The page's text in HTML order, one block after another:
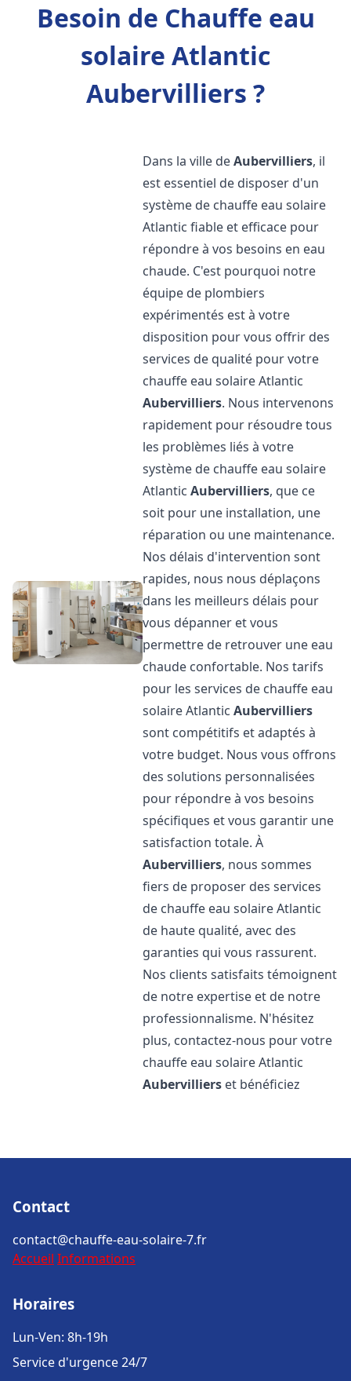
Besoin de Chauffe eau
solaire Atlantic
Aubervilliers ?
Dans la ville deAubervilliers, il
est essentiel de disposer d'un
système de chauffe eau solaire
Atlantic fiable et efficace pour
répondre à vos besoins en eau
chaude. C'est pourquoi notre
équipe de plombiers
expérimentés est à votre
disposition pour vous offrir des
services de qualité pour votre
chauffe eau solaire Atlantic
Aubervilliers. Nous intervenons
rapidement pour résoudre tous
les problèmes liés à votre
système de chauffe eau solaire
AtlanticAubervilliers, que ce
soit pour une installation, une
réparation ou une maintenance.
Nos délais d'intervention sont
rapides, nous nous déplaçons
dans les meilleurs délais pour
vous dépanner et vous
permettre de retrouver une eau
chaude confortable. Nos tarifs
pour les services de chauffe eau
solaire AtlanticAubervilliers
sont compétitifs et adaptés à
votre budget. Nous vous offrons
des solutions personnalisées
pour répondre à vos besoins
spécifiques et vous garantir une
satisfaction totale. À
Aubervilliers, nous sommes
fiers de proposer des services
de chauffe eau solaire Atlantic
de haute qualité, avec des
garanties qui vous rassurent.
Nos clients satisfaits témoignent
de notre expertise et de notre
professionnalisme. N'hésitez
plus, contactez-nous pour votre
chauffe eau solaire Atlantic
Aubervilliers et bénéficiez
Contact
contact@chauffe-eau-solaire-7.fr
Accueil Informations
Horaires
Lun-Ven: 8h-19h
Service d'urgence 24/7